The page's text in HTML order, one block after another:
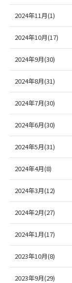
2024年11月(1)
2024年10月(17)
2024年9月(30)
2024年8月(31)
2024年7月(30)
2024年6月(30)
2024年5月(31)
2024年4月(8)
2024年3月(12)
2024年2月(27)
2024年1月(17)
2023年10月(8)
2023年9月(29)